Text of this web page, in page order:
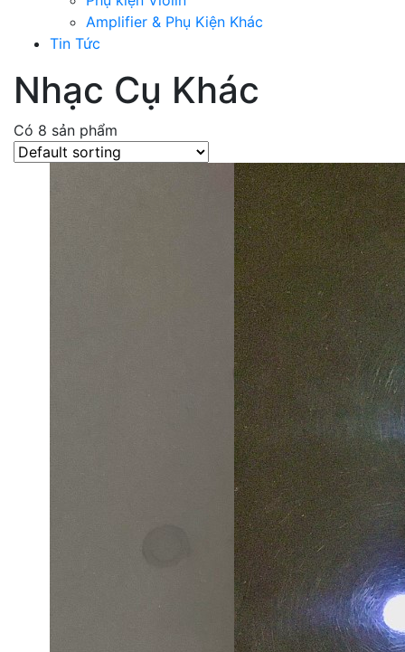
Amplifier & Phụ Kiện Khác
Tin Tức
Nhạc Cụ Khác
Có 8 sản phẩm